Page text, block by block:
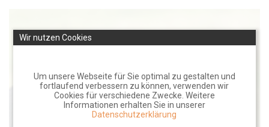
to
content
Wir nutzen Cookies
Um unsere Webseite für Sie optimal zu gestalten und
fortlaufend verbessern zu können, verwenden wir
Cookies für verschiedene Zwecke. Weitere
Informationen erhalten Sie in unserer
Datenschutzerklärung